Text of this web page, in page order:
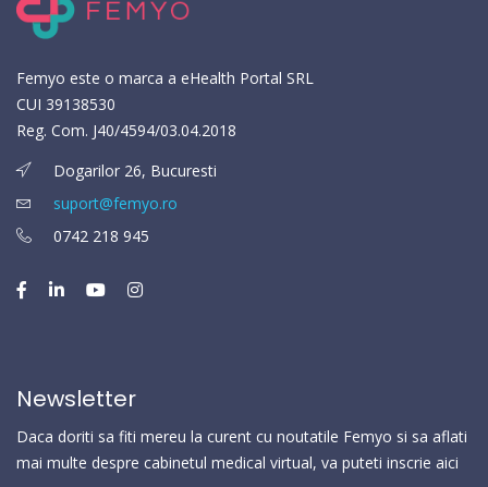
Femyo este o marca a eHealth Portal SRL
CUI 39138530
Reg. Com. J40/4594/03.04.2018
Dogarilor 26, Bucuresti
suport@femyo.ro
0742 218 945
Newsletter
Daca doriti sa fiti mereu la curent cu noutatile Femyo si sa aflati
mai multe despre cabinetul medical virtual, va puteti inscrie aici